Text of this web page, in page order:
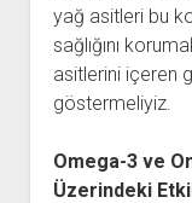
yağ asitleri bu
sağlığını
asitlerini içeren
göstermeliyiz.
Omega-3 ve
Üzerindeki